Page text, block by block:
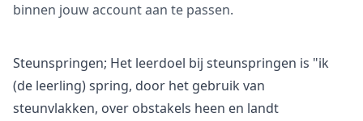
binnen jouw account aan te passen.
Steunspringen; Het leerdoel bij steunspringen is "ik
(de leerling) spring, door het gebruik van
steunvlakken, over obstakels heen en landt